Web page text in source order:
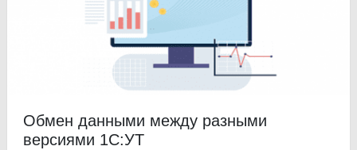
Обмен данными между разными
версиями 1С:УТ